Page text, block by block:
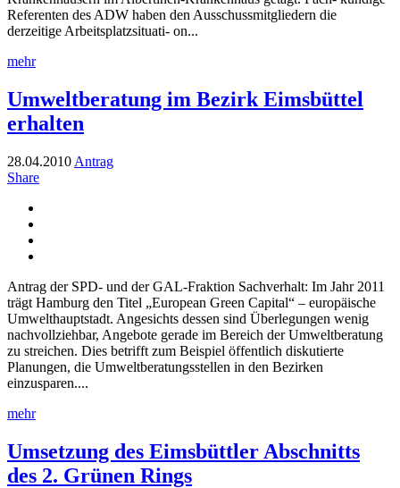
Referenten des ADW haben den Ausschussmitgliedern die
derzeitige Arbeitsplatzsituati- on...
mehr
Umweltberatung im Bezirk Eimsbüttel
erhalten
28.04.2010 Antrag
Share
Antrag der SPD- und der GAL-Fraktion Sachverhalt: Im Jahr 2011
trägt Hamburg den Titel „European Green Capital“ – europäische
Umwelthauptstadt. Angesichts dessen sind Überlegungen wenig
nachvollziehbar, Angebote gerade im Bereich der Umweltberatung
zu streichen. Dies betrifft zum Beispiel öffentlich diskutierte
Planungen, die Umweltberatungsstellen in den Bezirken
einzusparen....
mehr
Umsetzung des Eimsbüttler Abschnitts
des 2. Grünen Rings